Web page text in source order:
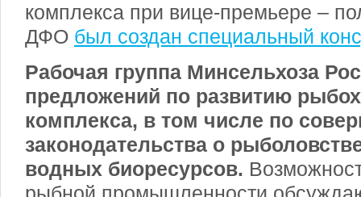
комплекса при вице-премьере –
ДФО был создан специальный
Рабочая группа Минсельхоза
предложений по развитию
комплекса, в том числе по
законодательства о
водных биоресурсов.